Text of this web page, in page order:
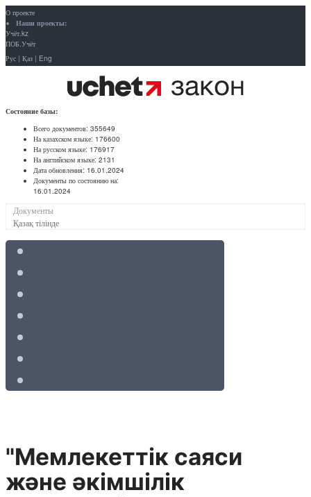
О проекте
Наши проекты:
Учёт.kz
ПОБ.Учёт
Рус | Қаз | Eng
Состояние базы:
Всего документов: 355649
На казахском языке: 176600
На русском языке: 176917
На английском языке: 2131
Дата обновления: 16.01.2024
Документы по состоянию на:
16.01.2024
Документы
Қазақ тілінде
"Мемлекеттік саяси
және әкімшілік